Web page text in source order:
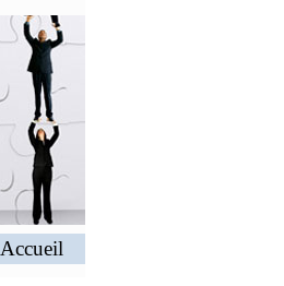
Accueil